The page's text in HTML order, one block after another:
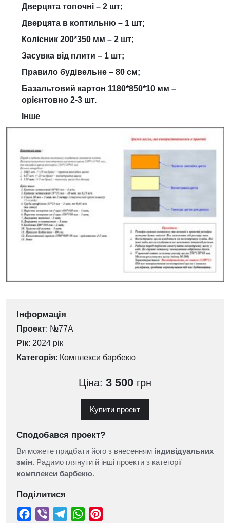
Дверцята топочні – 2 шт;
Дверцята в коптильню – 1 шт;
Колісник 200*350 мм – 2 шт;
Засувка від плити – 1 шт;
Правило будівельне – 80 см;
Базальтовий картон 1180*850*10 мм –
орієнтовно 2-3 шт.
Інше
Інформація
Проект: №77А
Рік: 2024 рік
Категорія: Комплекси барбекю
Ціна: 3 500 грн
Купити проект
Сподобався проект?
Ви можете придбати його з внесенням індивідуальних
змін. Радимо глянути й інші проекти з категорії
комплекси барбекю.
Поділитися